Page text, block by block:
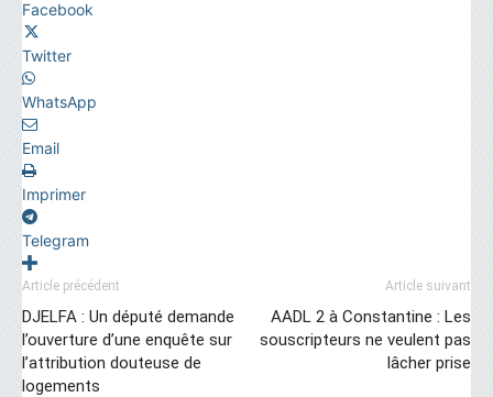
Facebook
Twitter
WhatsApp
Email
Imprimer
Telegram
Article précédent
DJELFA : Un député demande
l’ouverture d’une enquête sur
l’attribution douteuse de
logements
Article suivant
AADL 2 à Constantine : Les
souscripteurs ne veulent pas
lâcher prise